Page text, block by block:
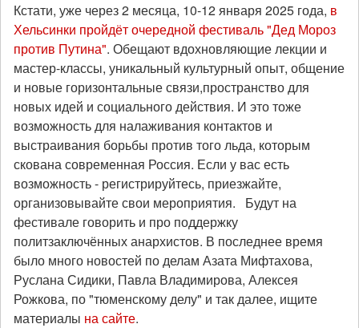
Кстати, уже через 2 месяца, 10-12 января 2025 года, в
Хельсинки пройдёт очередной фестиваль "Дед Мороз
против Путина". Обещают вдохновляющие лекции и
мастер-классы, уникальный культурный опыт, общение
и новые горизонтальные связи,пространство для
новых идей и социального действия. И это тоже
возможность для налаживания контактов и
выстраивания борьбы против того льда, которым
скована современная Россия. Если у вас есть
возможность - регистрируйтесь, приезжайте,
организовывайте свои мероприятия. Будут на
фестивале говорить и про поддержку
политзаключённых анархистов. В последнее время
было много новостей по делам Азата Мифтахова,
Руслана Сидики, Павла Владимирова, Алексея
Рожкова, по "тюменскому делу" и так далее, ищите
материалы на сайте.